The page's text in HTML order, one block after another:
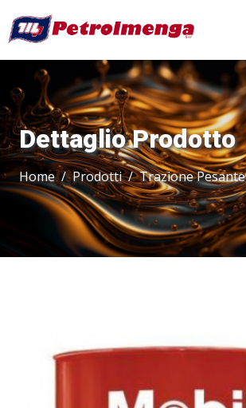
Dettaglio Prodotto
Home Prodotti Trazione Pesante